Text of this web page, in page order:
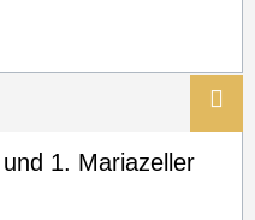
1. Mariazeller